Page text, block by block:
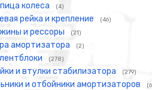
колеса (4)
рейка и крепление (46)
и рессоры (21)
амортизатора (2)
(278)
и втулки стабилизатора (279)
и отбойники амортизаторов